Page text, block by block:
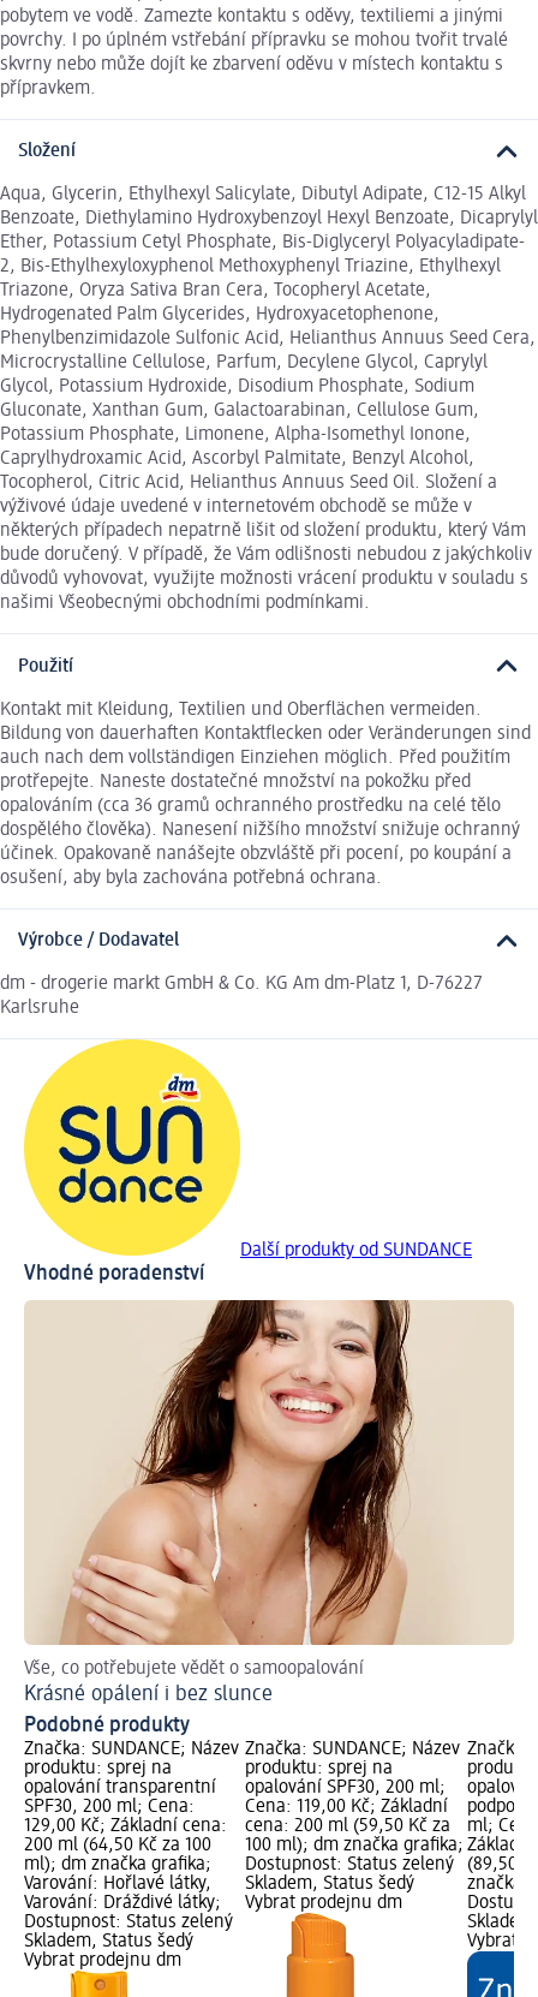
pobytem ve vodě. Zamezte kontaktu s oděvy, textiliemi a jinými
povrchy. I po úplném vstřebání přípravku se mohou tvořit trvalé
skvrny nebo může dojít ke zbarvení oděvu v místech kontaktu s
přípravkem.
Složení
Aqua, Glycerin, Ethylhexyl Salicylate, Dibutyl Adipate, C12-15 Alkyl
Benzoate, Diethylamino Hydroxybenzoyl Hexyl Benzoate, Dicaprylyl
Ether, Potassium Cetyl Phosphate, Bis-Diglyceryl Polyacyladipate-
2, Bis-Ethylhexyloxyphenol Methoxyphenyl Triazine, Ethylhexyl
Triazone, Oryza Sativa Bran Cera, Tocopheryl Acetate,
Hydrogenated Palm Glycerides, Hydroxyacetophenone,
Phenylbenzimidazole Sulfonic Acid, Helianthus Annuus Seed Cera,
Microcrystalline Cellulose, Parfum, Decylene Glycol, Caprylyl
Glycol, Potassium Hydroxide, Disodium Phosphate, Sodium
Gluconate, Xanthan Gum, Galactoarabinan, Cellulose Gum,
Potassium Phosphate, Limonene, Alpha-Isomethyl Ionone,
Caprylhydroxamic Acid, Ascorbyl Palmitate, Benzyl Alcohol,
Tocopherol, Citric Acid, Helianthus Annuus Seed Oil. Složení a
výživové údaje uvedené v internetovém obchodě se může v
některých případech nepatrně lišit od složení produktu, který Vám
bude doručený. V případě, že Vám odlišnosti nebudou z jakýchkoliv
důvodů vyhovovat, využijte možnosti vrácení produktu v souladu s
našimi Všeobecnými obchodními podmínkami.
Použití
Kontakt mit Kleidung, Textilien und Oberflächen vermeiden.
Bildung von dauerhaften Kontaktflecken oder Veränderungen sind
auch nach dem vollständigen Einziehen möglich. Před použitím
protřepejte. Naneste dostatečné množství na pokožku před
opalováním (cca 36 gramů ochranného prostředku na celé tělo
dospělého člověka). Nanesení nižšího množství snižuje ochranný
účinek. Opakovaně nanášejte obzvláště při pocení, po koupání a
osušení, aby byla zachována potřebná ochrana.
Výrobce / Dodavatel
dm - drogerie markt GmbH & Co. KG Am dm-Platz 1, D-76227
Karlsruhe
Další produkty od SUNDANCE
Vhodné poradenství
Vše, co potřebujete vědět o samoopalování
Krásné opálení i bez slunce
Podobné produkty
Značka: SUNDANCE; Název
produktu: sprej na
opalování transparentní
SPF30, 200 ml; Cena:
129,00 Kč; Základní cena:
200 ml (64,50 Kč za 100
ml); dm značka grafika;
Varování: Hořlavé látky,
Varování: Dráždivé látky;
Dostupnost: Status zelený
Skladem, Status šedý
Vybrat prodejnu dm
Značka: SUNDANCE; Název
produktu: sprej na
opalování SPF30, 200 ml;
Cena: 119,00 Kč; Základní
cena: 200 ml (59,50 Kč za
100 ml); dm značka grafika;
Dostupnost: Status zelený
Skladem, Status šedý
Vybrat prodejnu dm
Značka:
ml;
(89,50
značka
Vybrat